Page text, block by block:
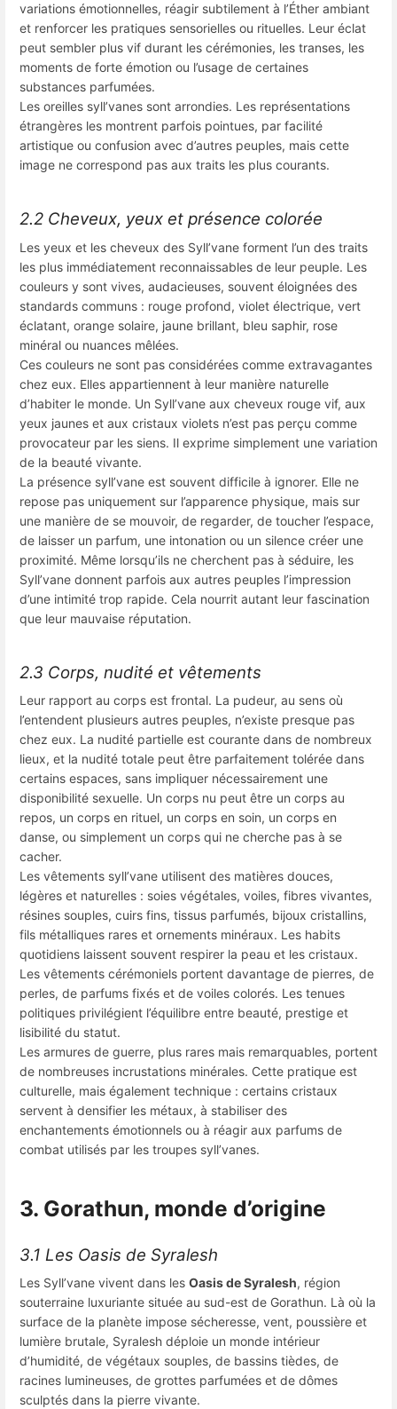
variations émotionnelles, réagir subtilement à l’Éther ambiant
et renforcer les pratiques sensorielles ou rituelles. Leur éclat
peut sembler plus vif durant les cérémonies, les transes, les
moments de forte émotion ou l’usage de certaines
substances parfumées.
Les oreilles syll’vanes sont arrondies. Les représentations
étrangères les montrent parfois pointues, par facilité
artistique ou confusion avec d’autres peuples, mais cette
image ne correspond pas aux traits les plus courants.
2.2 Cheveux, yeux et présence colorée
Les yeux et les cheveux des Syll’vane forment l’un des traits
les plus immédiatement reconnaissables de leur peuple. Les
couleurs y sont vives, audacieuses, souvent éloignées des
standards communs : rouge profond, violet électrique, vert
éclatant, orange solaire, jaune brillant, bleu saphir, rose
minéral ou nuances mêlées.
Ces couleurs ne sont pas considérées comme extravagantes
chez eux. Elles appartiennent à leur manière naturelle
d’habiter le monde. Un Syll’vane aux cheveux rouge vif, aux
yeux jaunes et aux cristaux violets n’est pas perçu comme
provocateur par les siens. Il exprime simplement une variation
de la beauté vivante.
La présence syll’vane est souvent difficile à ignorer. Elle ne
repose pas uniquement sur l’apparence physique, mais sur
une manière de se mouvoir, de regarder, de toucher l’espace,
de laisser un parfum, une intonation ou un silence créer une
proximité. Même lorsqu’ils ne cherchent pas à séduire, les
Syll’vane donnent parfois aux autres peuples l’impression
d’une intimité trop rapide. Cela nourrit autant leur fascination
que leur mauvaise réputation.
2.3 Corps, nudité et vêtements
Leur rapport au corps est frontal. La pudeur, au sens où
l’entendent plusieurs autres peuples, n’existe presque pas
chez eux. La nudité partielle est courante dans de nombreux
lieux, et la nudité totale peut être parfaitement tolérée dans
certains espaces, sans impliquer nécessairement une
disponibilité sexuelle. Un corps nu peut être un corps au
repos, un corps en rituel, un corps en soin, un corps en
danse, ou simplement un corps qui ne cherche pas à se
cacher.
Les vêtements syll’vane utilisent des matières douces,
légères et naturelles : soies végétales, voiles, fibres vivantes,
résines souples, cuirs fins, tissus parfumés, bijoux cristallins,
fils métalliques rares et ornements minéraux. Les habits
quotidiens laissent souvent respirer la peau et les cristaux.
Les vêtements cérémoniels portent davantage de pierres, de
perles, de parfums fixés et de voiles colorés. Les tenues
politiques privilégient l’équilibre entre beauté, prestige et
lisibilité du statut.
Les armures de guerre, plus rares mais remarquables, portent
de nombreuses incrustations minérales. Cette pratique est
culturelle, mais également technique : certains cristaux
servent à densifier les métaux, à stabiliser des
enchantements émotionnels ou à réagir aux parfums de
combat utilisés par les troupes syll’vanes.
3. Gorathun, monde d’origine
3.1 Les Oasis de Syralesh
Les Syll’vane vivent dans les Oasis de Syralesh, région
souterraine luxuriante située au sud-est de Gorathun. Là où la
surface de la planète impose sécheresse, vent, poussière et
lumière brutale, Syralesh déploie un monde intérieur
d’humidité, de végétaux souples, de bassins tièdes, de
racines lumineuses, de grottes parfumées et de dômes
sculptés dans la pierre vivante.